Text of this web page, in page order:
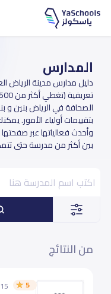
المدارس
الصحافة في الرياض بنين
بتقييمات أولياء الأمور.
وأحدث فعالياتها عبر
بين أكثر من مدرسة حتى
من النتائج
5 15 من التقييمات